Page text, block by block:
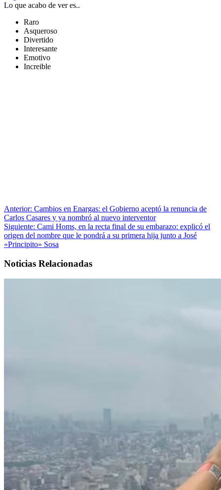
Lo que acabo de ver es..
Raro
Asqueroso
Divertido
Interesante
Emotivo
Increible
Anterior: Cambios en Enargas: el Gobierno aceptó la renuncia de
Carlos Casares y ya nombró al nuevo interventor
Siguiente: Cami Homs, en la recta final de su embarazo: explicó el
origen del nombre que le pondrá a su primera hija junto a José
«Principito» Sosa
Noticias Relacionadas